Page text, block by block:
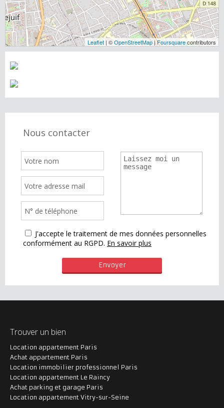
Leaflet | ©OpenStreetMap|Foursquarecontributors
Nous contacter
J'accepte le traitement de mes données personnelles
conformément au RGPD. En savoir plus
Trouver un bien
Location appartement Paris
Achat appartement Paris
Location immobilier professionnel Paris
Location appartement Le Raincy
Achat parking et garage Paris
Location appartement Vitry-sur-Seine